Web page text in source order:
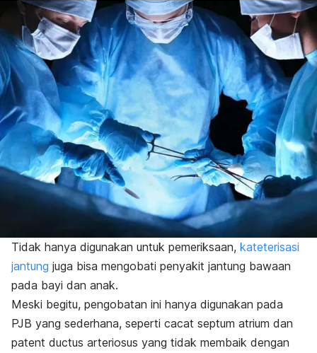
Tidak hanya digunakan untuk pemeriksaan, kateterisasi
jantung juga bisa mengobati penyakit jantung bawaan
pada bayi dan anak.
Meski begitu, pengobatan ini hanya digunakan pada
PJB yang sederhana, seperti cacat septum atrium dan
patent ductus arteriosus yang tidak membaik dengan